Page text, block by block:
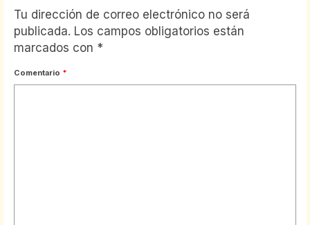
Tu dirección de correo electrónico no será
publicada. Los campos obligatorios están
marcados con *
Comentario *